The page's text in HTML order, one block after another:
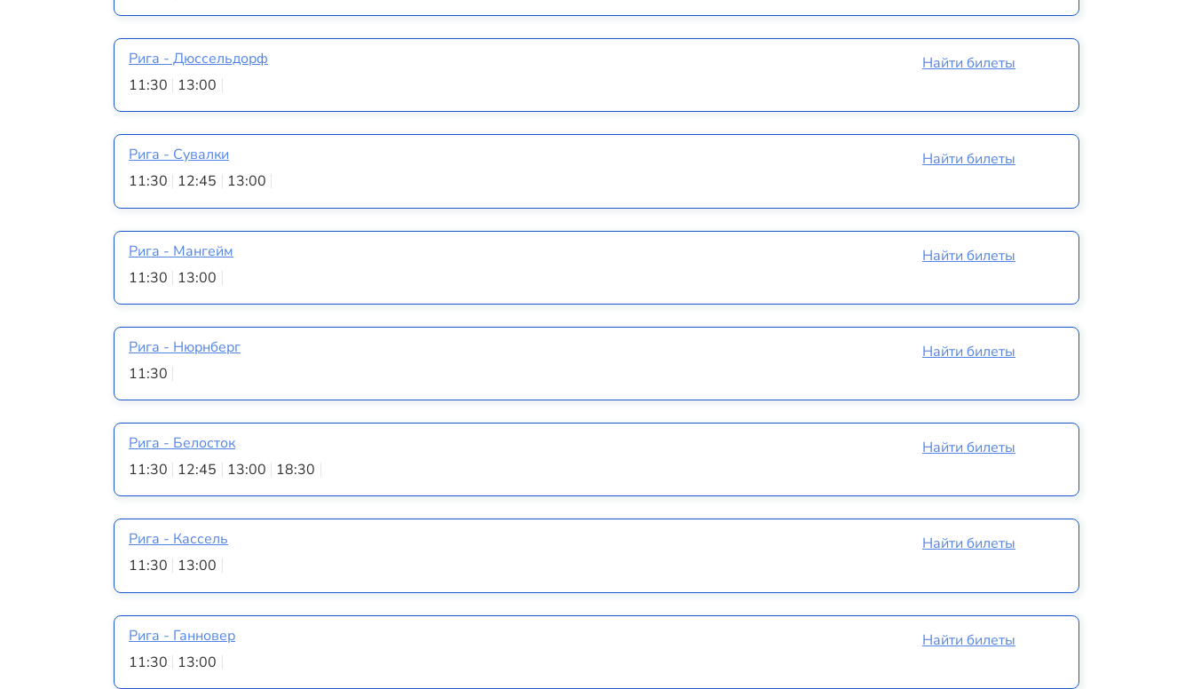
Рига - Дюссельдорф
11:30
13:00
Найти билеты
Рига - Сувалки
11:30
12:45 13:00
Найти билеты
Рига - Мангейм
11:30
13:00
Найти билеты
Рига - Нюрнберг
11:30
Найти билеты
Рига - Белосток
11:30
12:45 13:00 18:30
Найти билеты
Рига - Кассель
11:30
13:00
Найти билеты
Рига - Ганновер
11:30
13:00
Найти билеты